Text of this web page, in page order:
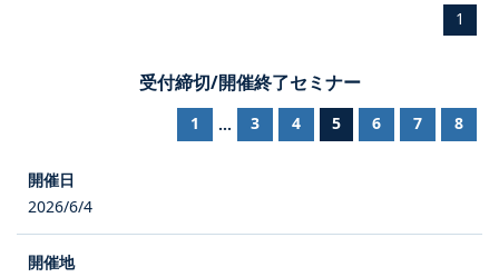
1
受付締切/開催終了セミナー
1 ... 3 4 5 6 7 8
2026/6/4